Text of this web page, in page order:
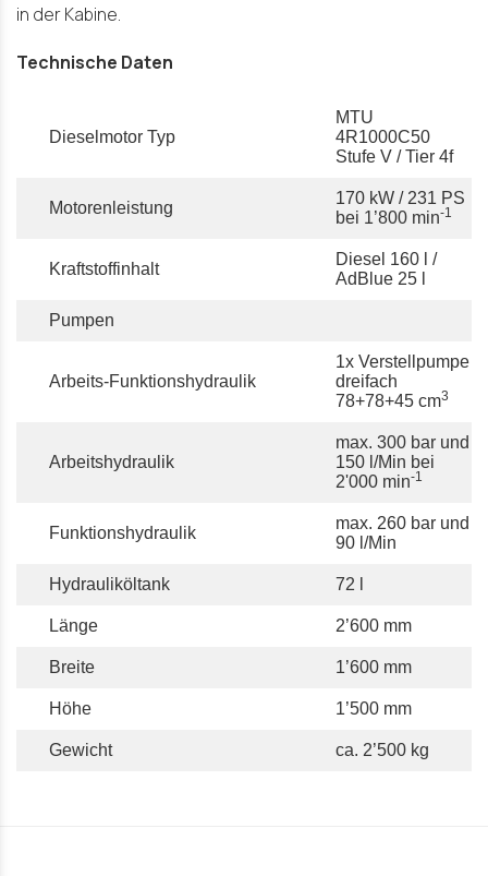
in der Kabine.
Technische Daten
Dieselmotor Typ
MTU
4R1000C50
Stufe V / Tier 4f
Motorenleistung
170 kW / 231 PS
bei 1’800 min-1
Kraftstoffinhalt
Diesel 160 l /
AdBlue 25 l
Pumpen
Arbeits-Funktionshydraulik
1x Verstellpumpe
dreifach
78+78+45 cm3
Arbeitshydraulik
max. 300 bar und
150 l/Min bei
2'000 min-1
Funktionshydraulik
max. 260 bar und
90 l/Min
Hydrauliköltank 72 l
Länge 2’600 mm
Breite 1’600 mm
Höhe 1’500 mm
Gewicht ca. 2’500 kg